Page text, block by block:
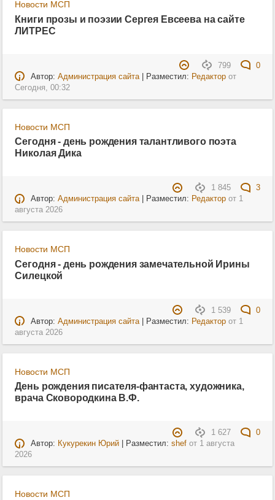
Новости МСП
Книги прозы и поэзии Сергея Евсеева на сайте
ЛИТРЕС
799
0
Автор: Администрация сайта| Разместил: Редакторот
Сегодня, 00:32
Новости МСП
Сегодня - день рождения талантливого поэта
Николая Дика
1 845
3
Автор: Администрация сайта| Разместил: Редакторот 1
августа 2026
Новости МСП
Сегодня - день рождения замечательной Ирины
Силецкой
1 539
0
Автор: Администрация сайта| Разместил: Редакторот 1
августа 2026
Новости МСП
День рождения писателя-фантаста, художника,
врача Сковородкина В.Ф.
1 627
0
Автор: Кукурекин Юрий| Разместил: shefот 1 августа
2026
Новости МСП